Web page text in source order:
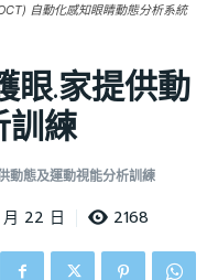
自動化感知眼睛動態分析系統
.家提供動
訓練
動態及運動視能分析訓練
22 日 2168